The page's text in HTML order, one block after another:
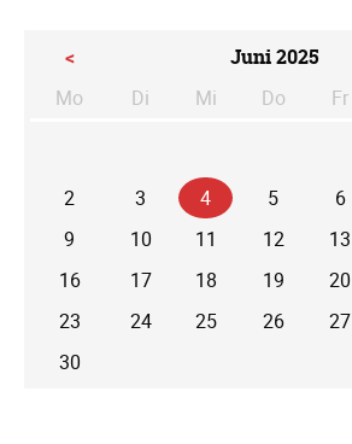
< Juni 2025
Mo
Di enstag
Mi ttwoch
Do nnerstag
Fr
2
3 4 5 6
9
10 11 12 13
16
17 18 19 20
23
24 25 26 27
30